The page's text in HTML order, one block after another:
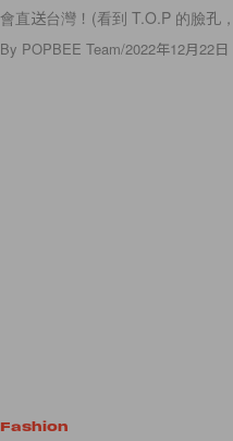
會直送台灣！(看到 T.O.P 的臉孔
By POPBEE Team/2022年12月22日
Fashion